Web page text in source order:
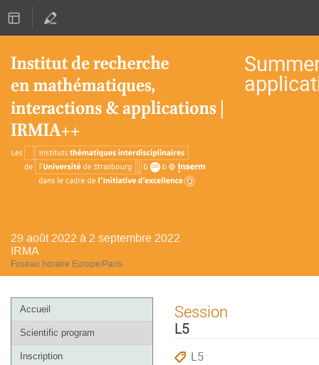
29 août 2022 à 2 septembre 2022
IRMA
Fuseau horaire Europe/Paris
Menu
de
l'événement
Accueil
Scientific program
Inscription
Session
L5
L5